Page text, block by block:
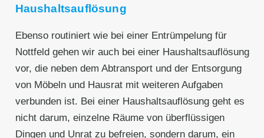
Haushaltsauflösung
Ebenso routiniert wie bei einer Entrümpelung für
Nottfeld gehen wir auch bei einer Haushaltsauflösung
vor, die neben dem Abtransport und der Entsorgung
von Möbeln und Hausrat mit weiteren Aufgaben
verbunden ist. Bei einer Haushaltsauflösung geht es
nicht darum, einzelne Räume von überflüssigen
Dingen und Unrat zu befreien, sondern darum, ein